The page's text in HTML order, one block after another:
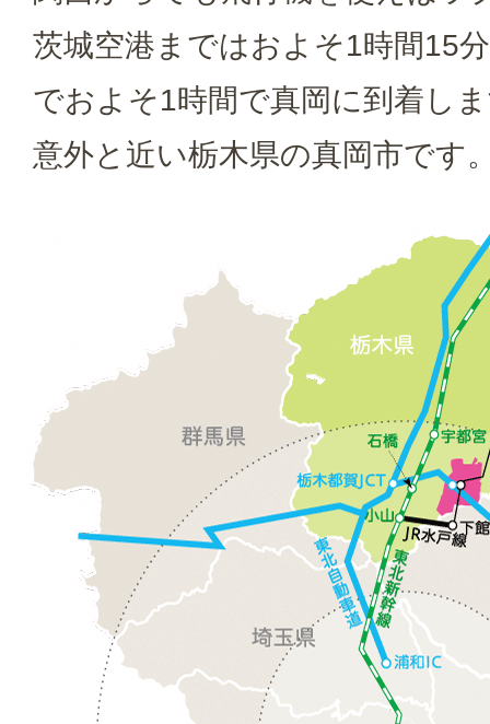
茨城空港まではおよそ1時間15
でおよそ1時間で真岡に到着し
意外と近い栃木県の真岡市です